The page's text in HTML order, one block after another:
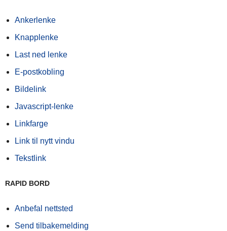
Ankerlenke
Knapplenke
Last ned lenke
E-postkobling
Bildelink
Javascript-lenke
Linkfarge
Link til nytt vindu
Tekstlink
RAPID BORD
Anbefal nettsted
Send tilbakemelding